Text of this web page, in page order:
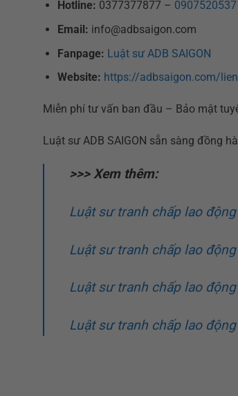
Hotline: 0377377877 – 0907520537
Email: info@adbsaigon.com
Fanpage: Luật sư ADB SAIGON
Website: https://adbsaigon.com/
Miễn phí tư vấn ban đầu – Bảo mật
Luật sư ADB SAIGON sẵn sàng đồng
>>> Xem thêm:
Luật sư tranh chấp lao
Luật sư tranh chấp lao
Luật sư tranh chấp lao
Luật sư tranh chấp lao